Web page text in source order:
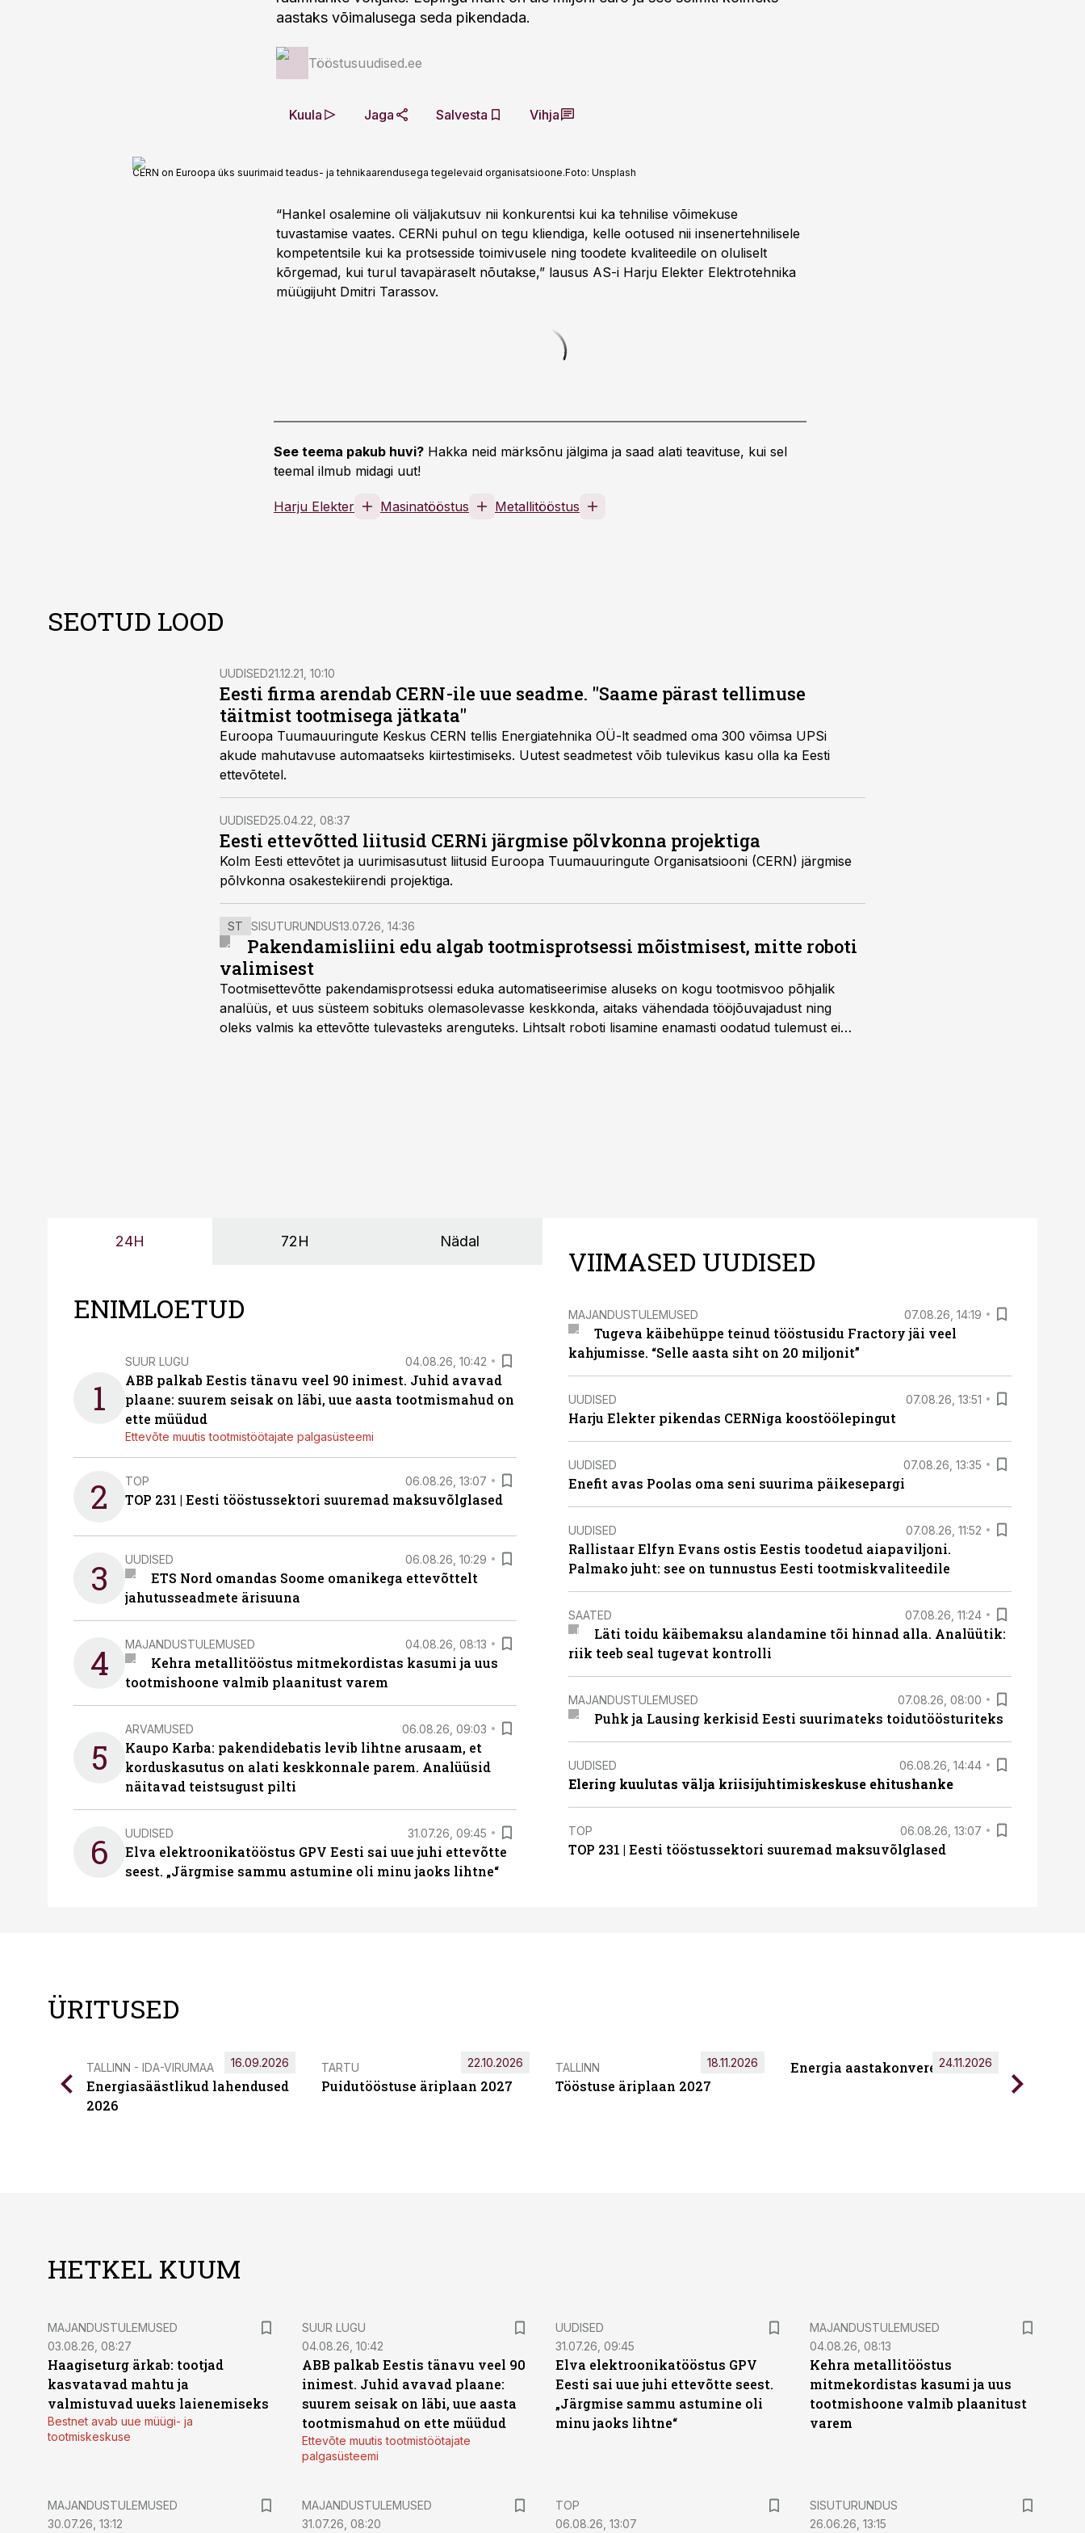
aastaks võimalusega seda pikendada.
Tööstusuudised.ee
Kuula Jaga Salvesta Vihja
CERN on Euroopa üks suurimaid teadus- ja tehnikaarendusega tegelevaid organisatsioone.Foto: Unsplash
“Hankel osalemine oli väljakutsuv nii konkurentsi kui ka tehnilise võimekuse
tuvastamise vaates. CERNi puhul on tegu kliendiga, kelle ootused nii insenertehnilisele
kompetentsile kui ka protsesside toimivusele ning toodete kvaliteedile on oluliselt
kõrgemad, kui turul tavapäraselt nõutakse,” lausus AS-i Harju Elekter Elektrotehnika
müügijuht Dmitri Tarassov.
See teema pakub huvi? Hakka neid märksõnu jälgima ja saad alati teavituse, kui sel
teemal ilmub midagi uut!
Harju Elekter Masinatööstus Metallitööstus
SEOTUD LOOD
UUDISED21.12.21, 10:10
Eesti firma arendab CERN-ile uue seadme. "Saame pärast tellimuse
täitmist tootmisega jätkata"
Euroopa Tuumauuringute Keskus CERN tellis Energiatehnika OÜ-lt seadmed oma 300 võimsa UPSi
akude mahutavuse automaatseks kiirtestimiseks. Uutest seadmetest võib tulevikus kasu olla ka Eesti
ettevõtetel.
UUDISED25.04.22, 08:37
Eesti ettevõtted liitusid CERNi järgmise põlvkonna projektiga
Kolm Eesti ettevõtet ja uurimisasutust liitusid Euroopa Tuumauuringute Organisatsiooni (CERN) järgmise
põlvkonna osakestekiirendi projektiga.
ST SISUTURUNDUS13.07.26, 14:36
Pakendamisliini edu algab tootmisprotsessi mõistmisest, mitte roboti
valimisest
Tootmisettevõtte pakendamisprotsessi eduka automatiseerimise aluseks on kogu tootmisvoo põhjalik
analüüs, et uus süsteem sobituks olemasolevasse keskkonda, aitaks vähendada tööjõuvajadust ning
oleks valmis ka ettevõtte tulevasteks arenguteks. Lihtsalt roboti lisamine enamasti oodatud tulemust ei
24H 72H Nädal
ENIMLOETUD
1
SUUR LUGU 04.08.26, 10:42
ABB palkab Eestis tänavu veel 90 inimest. Juhid avavad
plaane: suurem seisak on läbi, uue aasta tootmismahud on
ette müüdud
Ettevõte muutis tootmistöötajate palgasüsteemi
2 TOP 06.08.26, 13:07
TOP 231 | Eesti tööstussektori suuremad maksuvõlglased
3 UUDISED 06.08.26, 10:29
ETS Nord omandas Soome omanikega ettevõttelt
jahutusseadmete ärisuuna
4 MAJANDUSTULEMUSED 04.08.26, 08:13
Kehra metallitööstus mitmekordistas kasumi ja uus
tootmishoone valmib plaanitust varem
5
ARVAMUSED 06.08.26, 09:03
Kaupo Karba: pakendidebatis levib lihtne arusaam, et
korduskasutus on alati keskkonnale parem. Analüüsid
näitavad teistsugust pilti
6 UUDISED 31.07.26, 09:45
Elva elektroonikatööstus GPV Eesti sai uue juhi ettevõtte
seest. „Järgmise sammu astumine oli minu jaoks lihtne“
VIIMASED UUDISED
MAJANDUSTULEMUSED 07.08.26, 14:19
Tugeva käibehüppe teinud tööstusidu Fractory jäi veel
kahjumisse. “Selle aasta siht on 20 miljonit”
UUDISED 07.08.26, 13:51
Harju Elekter pikendas CERNiga koostöölepingut
UUDISED 07.08.26, 13:35
Enefit avas Poolas oma seni suurima päikesepargi
UUDISED 07.08.26, 11:52
Rallistaar Elfyn Evans ostis Eestis toodetud aiapaviljoni.
Palmako juht: see on tunnustus Eesti tootmiskvaliteedile
SAATED 07.08.26, 11:24
Läti toidu käibemaksu alandamine tõi hinnad alla. Analüütik:
riik teeb seal tugevat kontrolli
MAJANDUSTULEMUSED 07.08.26, 08:00
Puhk ja Lausing kerkisid Eesti suurimateks toidutöösturiteks
UUDISED 06.08.26, 14:44
Elering kuulutas välja kriisijuhtimiskeskuse ehitushanke
TOP 06.08.26, 13:07
TOP 231 | Eesti tööstussektori suuremad maksuvõlglased
ÜRITUSED
TALLINN - IDA-VIRUMAA
Energiasäästlikud lahendused
2026
16.09.2026 TARTU
Puidutööstuse äriplaan 2027
22.10.2026 TALLINN
Tööstuse äriplaan 2027
18.11.2026 Energia aastakonverents 2026
24.11.2026
HETKEL KUUM
MAJANDUSTULEMUSED
03.08.26, 08:27
Haagiseturg ärkab: tootjad
kasvatavad mahtu ja
valmistuvad uueks laienemiseks
Bestnet avab uue müügi- ja
tootmiskeskuse
SUUR LUGU
04.08.26, 10:42
ABB palkab Eestis tänavu veel 90
inimest. Juhid avavad plaane:
suurem seisak on läbi, uue aasta
tootmismahud on ette müüdud
Ettevõte muutis tootmistöötajate
palgasüsteemi
UUDISED
31.07.26, 09:45
Elva elektroonikatööstus GPV
Eesti sai uue juhi ettevõtte seest.
„Järgmise sammu astumine oli
minu jaoks lihtne“
MAJANDUSTULEMUSED
04.08.26, 08:13
Kehra metallitööstus
mitmekordistas kasumi ja uus
tootmishoone valmib plaanitust
varem
MAJANDUSTULEMUSED
30.07.26, 13:12
MAJANDUSTULEMUSED
31.07.26, 08:20
TOP
06.08.26, 13:07
ST
SISUTURUNDUS
26.06.26, 13:15